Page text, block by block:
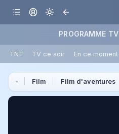
PROGRAMME TV
TNT TV ce soir En ce moment
Film Film d'aventures